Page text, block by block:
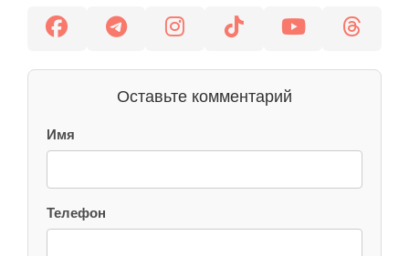
Оставьте комментарий
Имя
Телефон